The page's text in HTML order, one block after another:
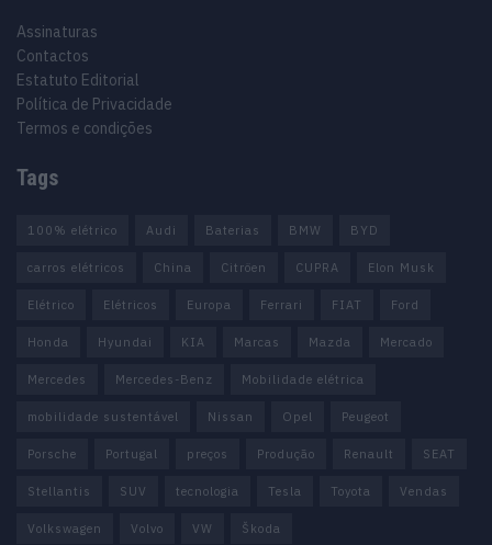
Assinaturas
Contactos
Estatuto Editorial
Política de Privacidade
Termos e condições
Tags
100% elétrico Audi Baterias BMW BYD
carros elétricos China Citröen CUPRA Elon Musk
Elétrico Elétricos Europa Ferrari FIAT Ford
Honda Hyundai KIA Marcas Mazda Mercado
Mercedes Mercedes-Benz Mobilidade elétrica
mobilidade sustentável Nissan Opel Peugeot
Porsche Portugal preços Produção Renault SEAT
Stellantis SUV tecnologia Tesla Toyota Vendas
Volkswagen Volvo VW Škoda